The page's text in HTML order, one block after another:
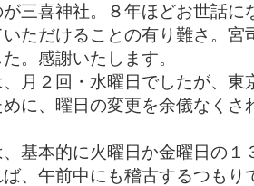
三喜神社。８年ほどお世話に
ただけることの有り難さ。宮
。感謝いたします。
月２回・水曜日でしたが、東
に、曜日の変更を余儀なくさ
基本的に火曜日か金曜日の１
、午前中にも稽古するつもり